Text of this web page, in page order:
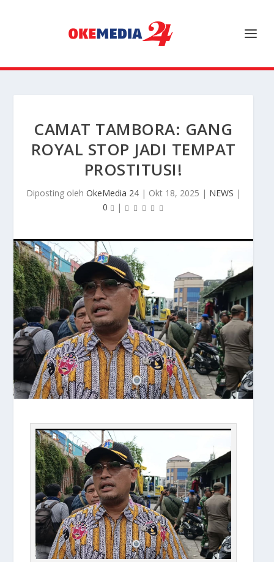
CAMAT TAMBORA: GANG
ROYAL STOP JADI TEMPAT
PROSTITUSI!
Diposting oleh OkeMedia 24| Okt 18, 2025 | NEWS |
0
|